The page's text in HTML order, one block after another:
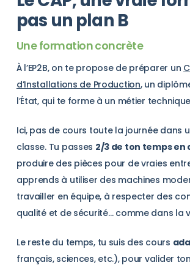
pas un plan B
Une formation concrète
À l’EP2B, on te propose de préparer un
d’Installations de Production, un
l’État, qui te forme à un métier
Ici, pas de cours toute la journée dans
classe. Tu passes 2/3 de ton temps en
produire des pièces pour de vraies
apprends à utiliser des machines
travailler en équipe, à respecter des
qualité et de sécurité… comme dans la
Le reste du temps, tu suis des cours
français, sciences, etc.), pour valider